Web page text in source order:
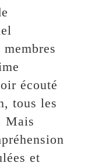
écouté
tous les
Mais
et